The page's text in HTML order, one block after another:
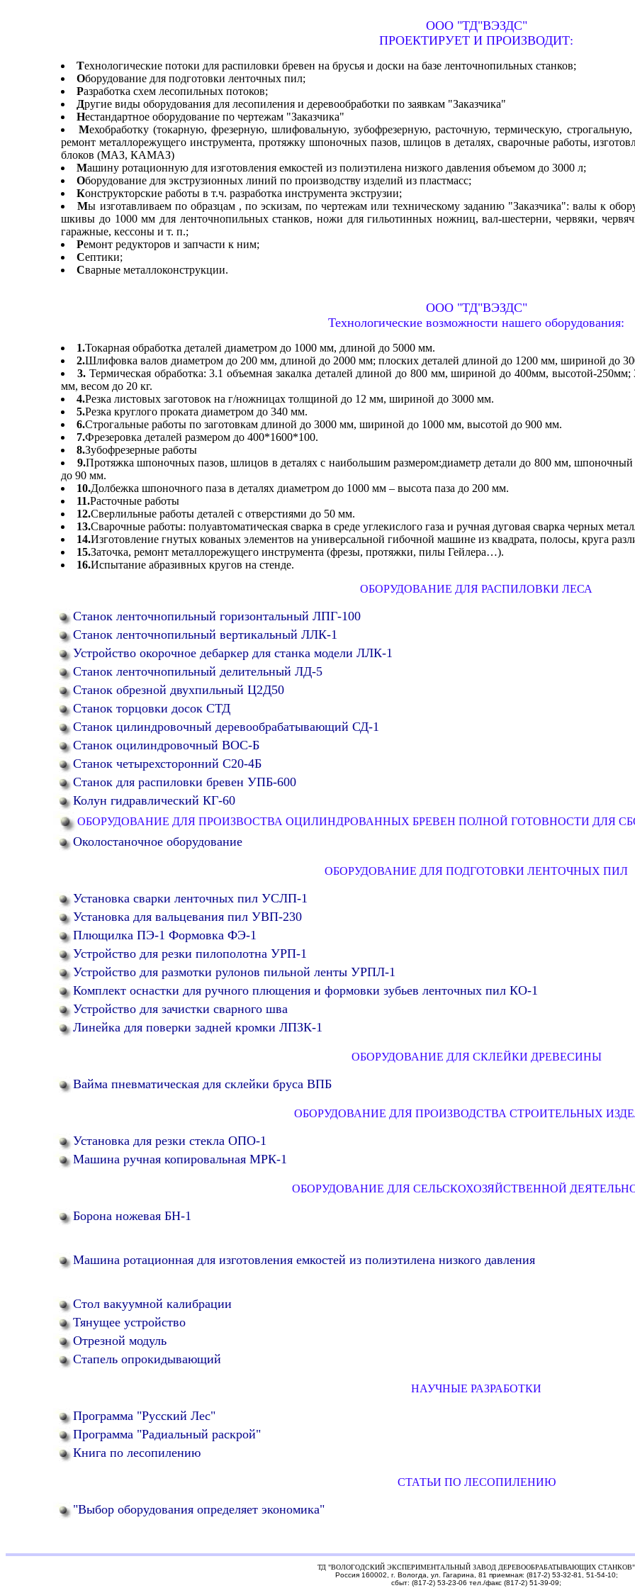
ООО "ТД"ВЭЗДС"
ПРОЕКТИРУЕТ И ПРОИЗВОДИТ:
Технологические потоки для распиловки бревен на брусья и доски на базе ленточнопильных станков;
Оборудование для подготовки ленточных пил;
Разработка схем лесопильных потоков;
Другие виды оборудования для лесопиления и деревообработки по заявкам "Заказчика"
Нестандартное оборудование по чертежам "Заказчика"
Мехобработку (токарную, фрезерную, шлифовальную, зубофрезерную, расточную, термическую, строгальную,
ремонт металлорежущего инструмента, протяжку шпоночных пазов, шлицов в деталях, сварочные работы,
блоков (МАЗ, КАМАЗ)
Машину ротационную для изготовления емкостей из полиэтилена низкого давления объемом до 3000 л;
Оборудование для экструзионных линий по производству изделий из пластмасс;
Конструкторские работы в т.ч. разработка инструмента экструзии;
Мы изготавливаем по образцам , по эскизам, по чертежам или техническому заданию "Заказчика": валы к
шкивы до 1000 мм для ленточнопильных станков, ножи для гильотинных ножниц, вал-шестерни, червяки,
гаражные, кессоны и т. п.;
Ремонт редукторов и запчасти к ним;
Септики;
Сварные металлоконструкции.
ООО "ТД"ВЭЗДС"
Технологические возможности нашего оборудования:
1.Токарная обработка деталей диаметром до 1000 мм, длиной до 5000 мм.
2.Шлифовка валов диаметром до 200 мм, длиной до 2000 мм; плоских деталей длиной до 1200 мм, шириной до
3. Термическая обработка: 3.1 объемная закалка деталей длиной до 800 мм, шириной до 400мм, высотой-
мм, весом до 20 кг.
4.Резка листовых заготовок на г/ножницах толщиной до 12 мм, шириной до 3000 мм.
5.Резка круглого проката диаметром до 340 мм.
6.Строгальные работы по заготовкам длиной до 3000 мм, шириной до 1000 мм, высотой до 900 мм.
7.Фрезеровка деталей размером до 400*1600*100.
8.Зубофрезерные работы
9.Протяжка шпоночных пазов, шлицов в деталях с наибольшим размером:диаметр детали до 800 мм, шпоночный
до 90 мм.
10.Долбежка шпоночного паза в деталях диаметром до 1000 мм – высота паза до 200 мм.
11.Расточные работы
12.Сверлильные работы деталей с отверстиями до 50 мм.
13.Сварочные работы: полуавтоматическая сварка в среде углекислого газа и ручная дуговая сварка черных
14.Изготовление гнутых кованых элементов на универсальной гибочной машине из квадрата, полосы, круга
15.Заточка, ремонт металлорежущего инструмента (фрезы, протяжки, пилы Гейлера…).
16.Испытание абразивных кругов на стенде.
ОБОРУДОВАНИЕ ДЛЯ РАСПИЛОВКИ ЛЕСА
Станок ленточнопильный горизонтальный ЛПГ-100
Станок ленточнопильный вертикальный ЛЛК-1
Устройство окорочное дебаркер для станка модели ЛЛК-1
Станок ленточнопильный делительный ЛД-5
Станок обрезной двухпильный Ц2Д50
Станок торцовки досок СТД
Станок цилиндровочный деревообрабатывающий СД-1
Станок оцилиндровочный ВОС-Б
Станок четырехсторонний С20-4Б
Станок для распиловки бревен УПБ-600
Колун гидравлический КГ-60
ОБОРУДОВАНИЕ ДЛЯ ПРОИЗВОСТВА ОЦИЛИНДРОВАННЫХ БРЕВЕН ПОЛНОЙ ГОТОВНОСТИ ДЛЯ
Околостаночное оборудование
ОБОРУДОВАНИЕ ДЛЯ ПОДГОТОВКИ ЛЕНТОЧНЫХ ПИЛ
Установка сварки ленточных пил УСЛП-1
Установка для вальцевания пил УВП-230
Плющилка ПЭ-1 Формовка ФЭ-1
Устройство для резки пилополотна УРП-1
Устройство для размотки рулонов пильной ленты УРПЛ-1
Комплект оснастки для ручного плющения и формовки зубьев ленточных пил КО-1
Устройство для зачистки сварного шва
Линейка для поверки задней кромки ЛПЗК-1
ОБОРУДОВАНИЕ ДЛЯ СКЛЕЙКИ ДРЕВЕСИНЫ
Вайма пневматическая для склейки бруса ВПБ
ОБОРУДОВАНИЕ ДЛЯ ПРОИЗВОДСТВА СТРОИТЕЛЬНЫХ
Установка для резки стекла ОПО-1
Машина ручная копировальная МРК-1
ОБОРУДОВАНИЕ ДЛЯ СЕЛЬСКОХОЗЯЙСТВЕННОЙ
Борона ножевая БН-1
Машина ротационная для изготовления емкостей из полиэтилена низкого давления
Стол вакуумной калибрации
Тянущее устройство
Отрезной модуль
Стапель опрокидывающий
НАУЧНЫЕ РАЗРАБОТКИ
Программа "Русский Лес"
Программа "Радиальный раскрой"
Книга по лесопилению
СТАТЬИ ПО ЛЕСОПИЛЕНИЮ
"Выбор оборудования определяет экономика"
ТД "ВОЛОГОДСКИЙ ЭКСПЕРИМЕНТАЛЬНЫЙ ЗАВОД ДЕРЕВООБРАБАТЫВАЮЩИХ СТАНКОВ"
Россия 160002, г. Вологда, ул. Гагарина, 81 приемная: (817-2) 53-32-81, 51-54-10;
сбыт: (817-2) 53-23-06 тел./факс (817-2) 51-39-09;